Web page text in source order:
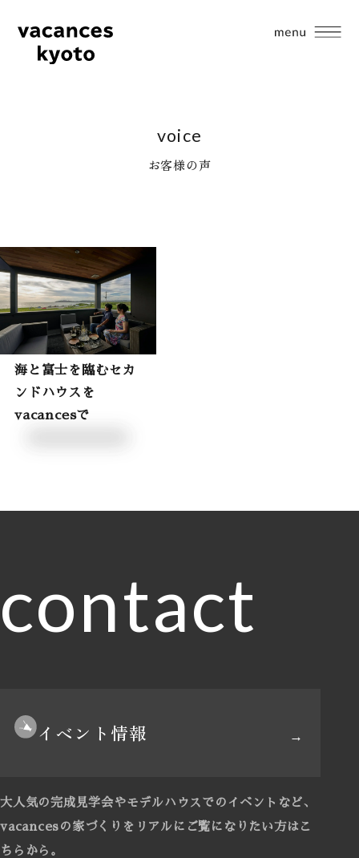
voice
お客様の声
海と富士を臨むセカ
ンドハウスを
vacancesで
contact
イベント情報
大人気の完成見学会やモデルハウスでのイベントなど、
vacancesの家づくりをリアルにご覧になりたい方はこ
ちらから。